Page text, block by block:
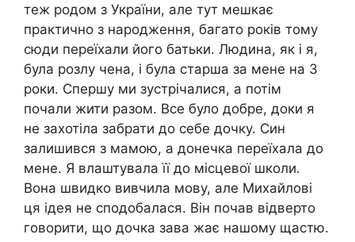
теж родом з України, але тут мешкає
практично з народження, багато років тому
сюди переїхали його батьки. Людина, як і я,
була розлу чена, і була старша за мене на 3
роки. Спершу ми зустрічалися, а потім
почали жити разом. Все було добре, доки я
не захотіла забрати до себе дочку. Син
залишився з мамою, а донечка переїхала до
мене. Я влаштувала її до місцевої школи.
Вона швидко вивчила мову, але Михайлові
ця ідея не сподобалася. Він почав відверто
говорити, що дочка зава жає нашому щастю.